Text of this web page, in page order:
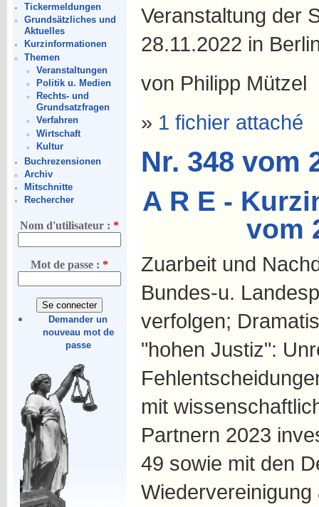
Tickermeldungen
Grundsätzliches und
Aktuelles
Kurzinformationen
Themen
Veranstaltungen
Politik u. Medien
Rechts- und
Grundsatzfragen
Verfahren
Wirtschaft
Kultur
Buchrezensionen
Archiv
Mitschnitte
Rechercher
Nom d'utilisateur :*
Mot de passe :*
Demander un
nouveau mot de
passe
Veranstaltung der
28.11.2022 in
von Philipp Mützel
» 1 fichier attaché
Nr. 348 vom
A R E -
vom
Zuarbeit und
Bundes-u.
verfolgen;
"hohen Justiz":
mit
Partnern 2023
49 sowie mit den
Wiedervereinigung